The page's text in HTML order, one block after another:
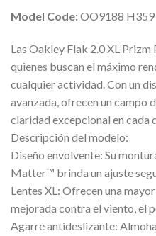
Model Code:OO9188 H359
Las Oakley Flak 2.0 XL
quienes buscan el máximo
cualquier actividad. Con un
avanzada, ofrecen un campo
claridad excepcional en cada
Descripción del modelo:
Diseño envolvente: Su
Matter™ brinda un ajuste
Lentes XL: Ofrecen una
mejorada contra el viento, el
Agarre antideslizante: